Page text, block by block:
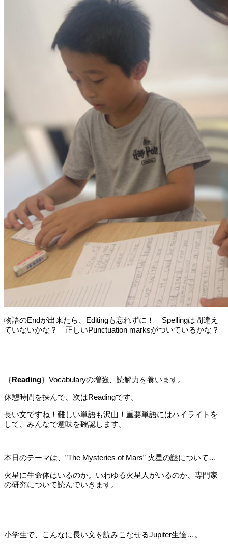
物語のEndが出来たら、Editingも忘れずに！ Spellingは間違え
ていないかな？ 正しいPunctuation marksがついているかな？
｛Reading｝Vocabularyの増強、読解力を養います。
休憩時間を挟んで、次はReadingです。
長い文ですね！難しい単語も沢山！重要単語にはハイライトを
して、みんなで意味を確認します。
本日のテーマは、”The Mysteries of Mars” 火星の謎について…
火星に生命体はいるのか。いわゆる火星人がいるのか、専門家
の研究について読んでいきます。
小学生で、こんなに長い文を読みこなせるJupiter生達…。